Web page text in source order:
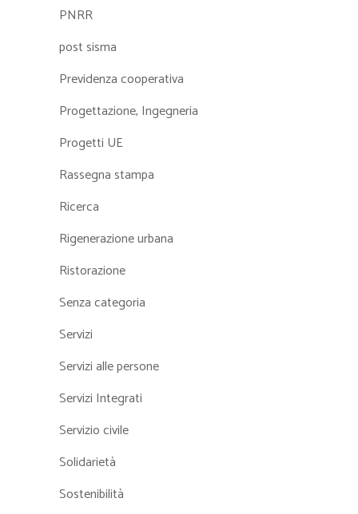
PNRR
post sisma
Previdenza cooperativa
Progettazione, Ingegneria
Progetti UE
Rassegna stampa
Ricerca
Rigenerazione urbana
Ristorazione
Senza categoria
Servizi
Servizi alle persone
Servizi Integrati
Servizio civile
Solidarietà
Sostenibilità